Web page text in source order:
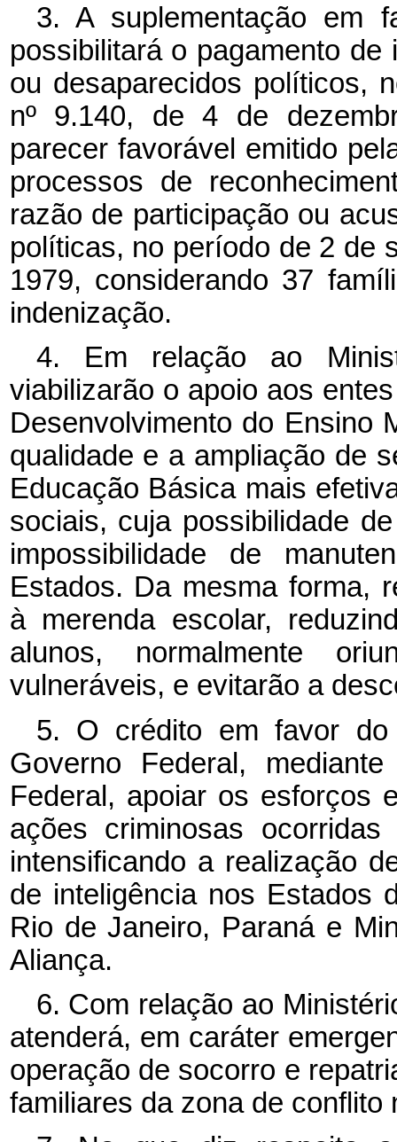
3. A suplementação em
possibilitará o pagamento
ou desaparecidos políticos,
nº 9.140, de 4 de
parecer favorável emitido
processos de
razão de participação ou
políticas, no período de 2 de
1979, considerando 37
indenização.
4. Em relação ao
viabilizarão o apoio aos
Desenvolvimento do Ensino
qualidade e a ampliação de
Educação Básica mais
sociais, cuja possibilidade
impossibilidade de
Estados. Da mesma forma,
à merenda escolar,
alunos, normalmente
vulneráveis, e evitarão a
5. O crédito em favor do
Governo Federal,
Federal, apoiar os esforços
ações criminosas
intensificando a realização
de inteligência nos Estados
Rio de Janeiro, Paraná e
Aliança.
6. Com relação ao
atenderá, em caráter
operação de socorro e
familiares da zona de conflito